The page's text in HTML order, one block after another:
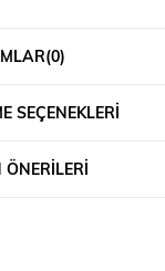
(0)
SEÇENEKLERI
ÖNERILERI